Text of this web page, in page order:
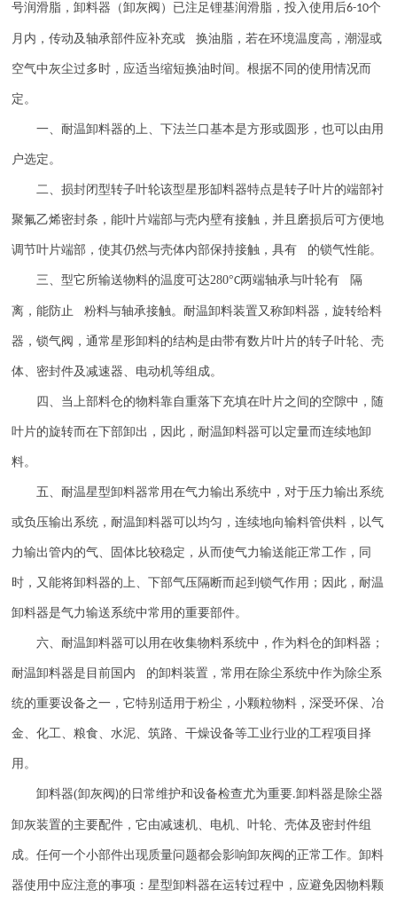
号润滑脂，卸料器（卸灰阀）已注足锂基润滑脂，投入使用后6-10个
月内，传动及轴承部件应补充或 换油脂，若在环境温度高，潮湿或
空气中灰尘过多时，应适当缩短换油时间。根据不同的使用情况而
定。
一、耐温卸料器的上、下法兰口基本是方形或圆形，也可以由用
户选定。
二、损封闭型转子叶轮该型星形缷料器特点是转子叶片的端部衬
聚氟乙烯密封条，能叶片端部与壳内壁有接触，并且磨损后可方便地
调节叶片端部，使其仍然与壳体内部保持接触，具有 的锁气性能。
三、型它所输送物料的温度可达280°C两端轴承与叶轮有 隔
离，能防止 粉料与轴承接触。耐温卸料装置又称卸料器，旋转给料
器，锁气阀，通常星形卸料的结构是由带有数片叶片的转子叶轮、壳
体、密封件及减速器、电动机等组成。
四、当上部料仓的物料靠自重落下充填在叶片之间的空隙中，随
叶片的旋转而在下部卸出，因此，耐温卸料器可以定量而连续地卸
料。
五、耐温星型卸料器常用在气力输出系统中，对于压力输出系统
或负压输出系统，耐温卸料器可以均匀，连续地向输料管供料，以气
力输出管内的气、固体比较稳定，从而使气力输送能正常工作，同
时，又能将卸料器的上、下部气压隔断而起到锁气作用；因此，耐温
卸料器是气力输送系统中常用的重要部件。
六、耐温卸料器可以用在收集物料系统中，作为料仓的卸料器；
耐温卸料器是目前国内 的卸料装置，常用在除尘系统中作为除尘系
统的重要设备之一，它特别适用于粉尘，小颗粒物料，深受环保、冶
金、化工、粮食、水泥、筑路、干燥设备等工业行业的工程项目择
用。
卸料器(卸灰阀)的日常维护和设备检查尤为重要.卸料器是除尘器
卸灰装置的主要配件，它由减速机、电机、叶轮、壳体及密封件组
成。任何一个小部件出现质量问题都会影响卸灰阀的正常工作。卸料
器使用中应注意的事项：星型卸料器在运转过程中，应避免因物料颗